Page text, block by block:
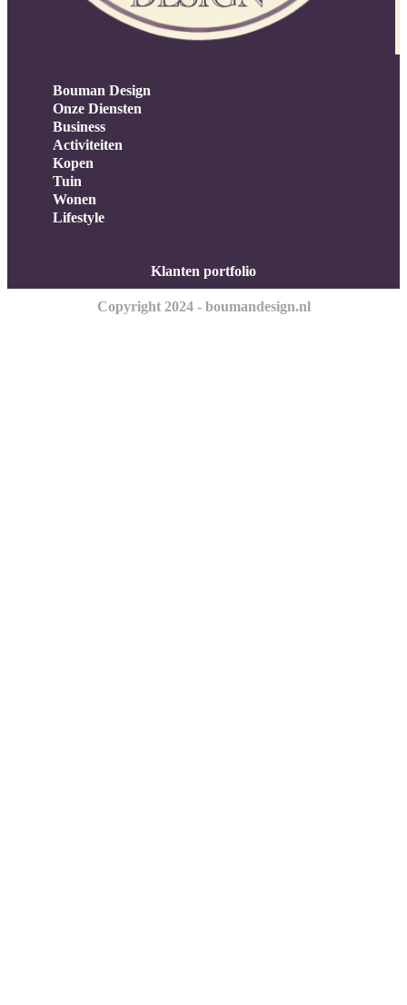
Bouman Design
Onze Diensten
Business
Activiteiten
Kopen
Tuin
Wonen
Lifestyle
Klanten portfolio
Copyright 2024 - boumandesign.nl